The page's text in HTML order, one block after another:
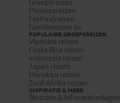
Groepsreizen
Pioniersreizen
Festivalreizen
Familiereizen 6+
POPULAIRE GROEPSREIZEN
Vietnam reizen
Costa Rica reizen
Indonesie reizen
Japan reizen
Marokko reizen
Zuid-Afrika reizen
INSPIRATIE & MEER
Beurzen & informatiedagen